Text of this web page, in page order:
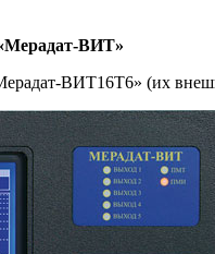
ВИТ»
ВИТ16Т6» (их